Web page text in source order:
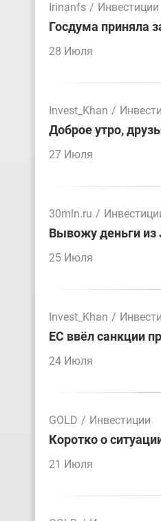
Irinanfs / Инвестиции
Госдума приняла
28 Июля
Invest_Khan /
Доброе утро,
27 Июля
30mln.ru /
Вывожу деньги из
25 Июля
Invest_Khan /
ЕС ввёл санкции
24 Июля
GOLD / Инвестиции
Коротко о
21 Июля